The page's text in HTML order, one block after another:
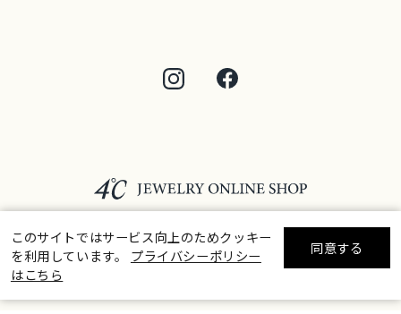
絞り込んで検索する
このサイトではサービス向上のためクッキー
を利用しています。 プライバシーポリシー
はこちら
同意する